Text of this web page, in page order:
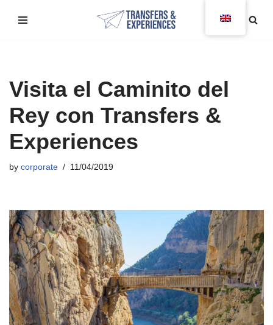
Visita el Caminito del
Rey con Transfers &
Experiences
by corporate 11/04/2019